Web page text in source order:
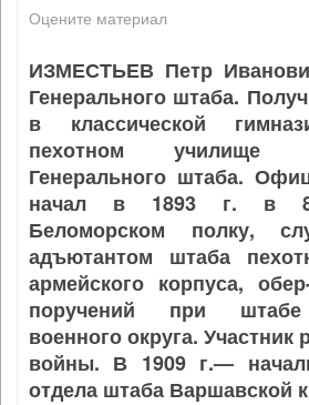
Оцените материал
ИЗМЕСТЬЕВ Петр
Генерального штаба.
в классической
пехотном училище
Генерального штаба.
начал в 1893 г. в
Беломорском полку,
адъютантом штаба
армейского корпуса,
поручений при штабе
военного округа. Участник
войны. В 1909 г.—
отдела штаба Варшавской